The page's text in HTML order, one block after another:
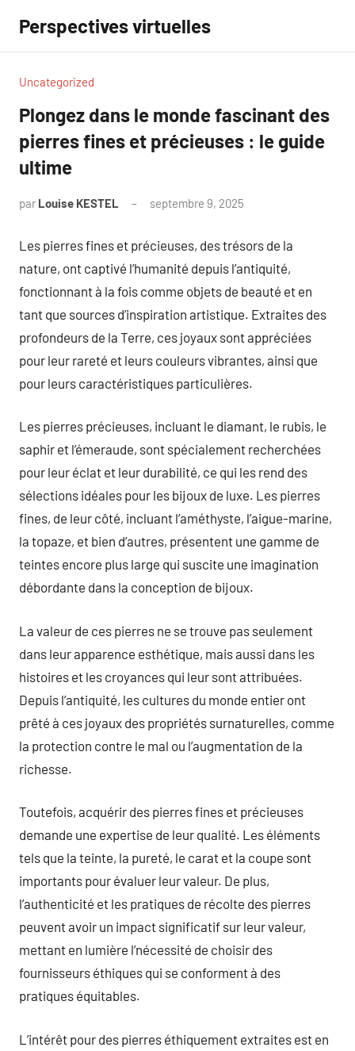
contenu
Perspectives virtuelles
Uncategorized
Plongez dans le monde fascinant des
pierres fines et précieuses : le guide
ultime
par Louise KESTEL septembre 9, 2025
Les pierres fines et précieuses, des trésors de la
nature, ont captivé l’humanité depuis l’antiquité,
fonctionnant à la fois comme objets de beauté et en
tant que sources d’inspiration artistique. Extraites des
profondeurs de la Terre, ces joyaux sont appréciées
pour leur rareté et leurs couleurs vibrantes, ainsi que
pour leurs caractéristiques particulières.
Les pierres précieuses, incluant le diamant, le rubis, le
saphir et l’émeraude, sont spécialement recherchées
pour leur éclat et leur durabilité, ce qui les rend des
sélections idéales pour les bijoux de luxe. Les pierres
fines, de leur côté, incluant l’améthyste, l’aigue-marine,
la topaze, et bien d’autres, présentent une gamme de
teintes encore plus large qui suscite une imagination
débordante dans la conception de bijoux.
La valeur de ces pierres ne se trouve pas seulement
dans leur apparence esthétique, mais aussi dans les
histoires et les croyances qui leur sont attribuées.
Depuis l’antiquité, les cultures du monde entier ont
prêté à ces joyaux des propriétés surnaturelles, comme
la protection contre le mal ou l’augmentation de la
richesse.
Toutefois, acquérir des pierres fines et précieuses
demande une expertise de leur qualité. Les éléments
tels que la teinte, la pureté, le carat et la coupe sont
importants pour évaluer leur valeur. De plus,
l’authenticité et les pratiques de récolte des pierres
peuvent avoir un impact significatif sur leur valeur,
mettant en lumière l’nécessité de choisir des
fournisseurs éthiques qui se conforment à des
pratiques équitables.
L’intérêt pour des pierres éthiquement extraites est en